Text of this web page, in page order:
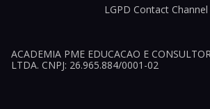
LGPD Contact Channel
ACADEMIA PME EDUCACAO E
LTDA. CNPJ: 26.965.884/0001-02